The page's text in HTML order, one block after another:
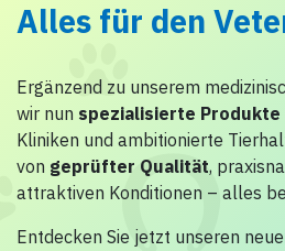
Alles für den
Ergänzend zu unserem
wir nun spezialisierte Produkte
Kliniken und ambitionierte
von geprüfter Qualität,
attraktiven Konditionen – alles
Entdecken Sie jetzt unseren